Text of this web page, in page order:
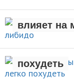
АКТИВНЫЙ
Рождение
влияет на
НОВОСТИ
Стали
которые
похудеть
Чем